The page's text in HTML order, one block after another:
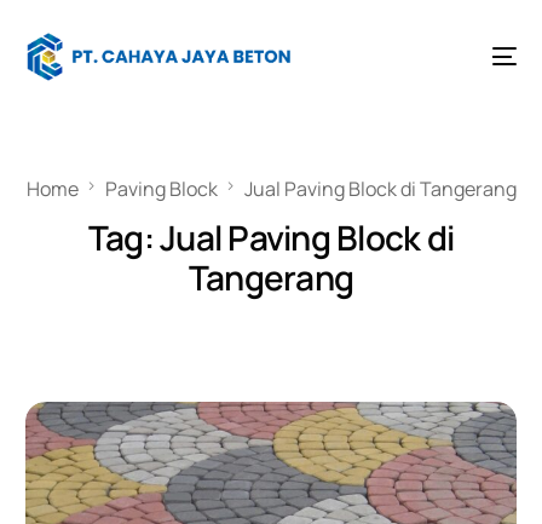
Home Paving Block Jual Paving Block di Tangerang
Tag:Jual Paving Block di
Tangerang